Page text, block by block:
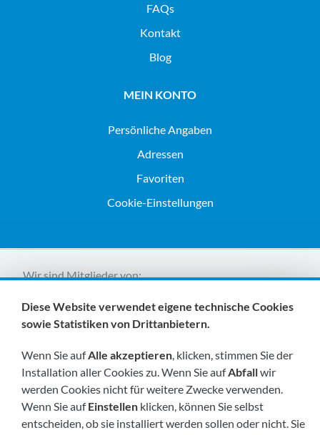
FAQs
Kontakt
Blog
MEIN KONTO
Persönliche Angaben
Adressen
Favoriten
Cookie-Einstellungen
Wir sind Mitglieder von:
Besuchen Sie uns bald unter:
Diese Website verwendet eigene technische Cookies
sowie Statistiken von Drittanbietern.
Wenn Sie aufAlle akzeptieren, klicken, stimmen Sie der
Installation aller Cookies zu. Wenn Sie aufAbfallwir
werden Cookies nicht für weitere Zwecke verwenden.
Wenn Sie aufEinstellen klicken, können Sie selbst
entscheiden, ob sie installiert werden sollen oder nicht. Sie